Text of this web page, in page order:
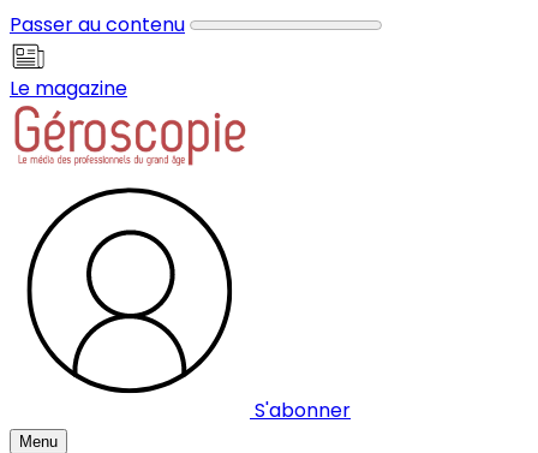
Passer au contenu
Le magazine
S'abonner
Menu
Panneau de gestion des cookies